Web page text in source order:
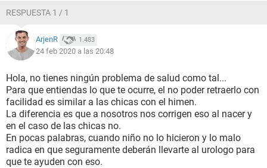
RESPUESTA 1 / 1
ArjenR 1.483
24 feb 2020 a las 20:48
Hola, no tienes ningún problema de salud como tal...
Para que entiendas lo que te ocurre, el no poder retraerlo con
facilidad es similar a las chicas con el himen.
La diferencia es que a nosotros nos corrigen eso al nacer y
en el caso de las chicas no.
En pocas palabras, cuando niño no lo hicieron y lo malo
radica en que seguramente deberán llevarte al urologo para
que te ayuden con eso.